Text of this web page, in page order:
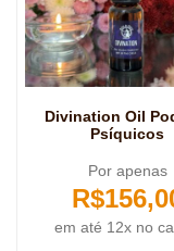
Divination Oil
Psíquicos
Por apenas
R$
em até 12x no